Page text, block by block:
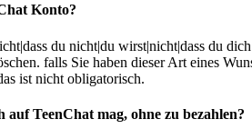
Konto?
du nicht|du wirst|nicht|dass du
falls Sie haben dieser Art eines
ist nicht obligatorisch.
TeenChat mag, ohne zu bezahlen?